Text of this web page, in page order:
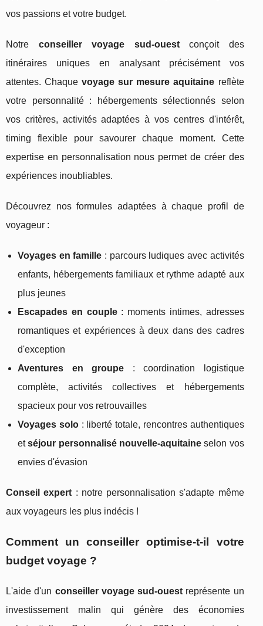
vos passions et votre budget.
Notre conseiller voyage sud-ouestconçoit des
itinéraires uniques en analysant précisément vos
attentes. Chaquevoyage sur mesure aquitaine reflète
votre personnalité : hébergements sélectionnés selon
vos critères, activités adaptées à vos centres d'intérêt,
timing flexible pour savourer chaque moment. Cette
expertise en personnalisation nous permet de créer des
expériences inoubliables.
Découvrez nos formules adaptées à chaque profil de
voyageur :
Voyages en famille : parcours ludiques avec activités
enfants, hébergements familiaux et rythme adapté aux
plus jeunes
Escapades en couple: moments intimes, adresses
romantiques et expériences à deux dans des cadres
d'exception
Aventures en groupe : coordination logistique
complète, activités collectives et hébergements
spacieux pour vos retrouvailles
Voyages solo: liberté totale, rencontres authentiques
etséjour personnalisé nouvelle-aquitaineselon vos
envies d'évasion
Conseil expert : notre personnalisation s'adapte même
aux voyageurs les plus indécis !
Comment un conseiller optimise-t-il votre
budget voyage ?
L'aide d'un conseiller voyage sud-ouest représente un
investissement malin qui génère des économies